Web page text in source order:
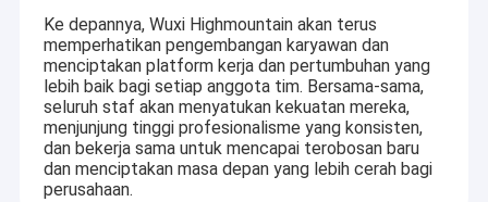
Ke depannya, Wuxi Highmountain akan terus
memperhatikan pengembangan karyawan dan
menciptakan platform kerja dan pertumbuhan yang
lebih baik bagi setiap anggota tim. Bersama-sama,
seluruh staf akan menyatukan kekuatan mereka,
menjunjung tinggi profesionalisme yang konsisten,
dan bekerja sama untuk mencapai terobosan baru
dan menciptakan masa depan yang lebih cerah bagi
perusahaan.